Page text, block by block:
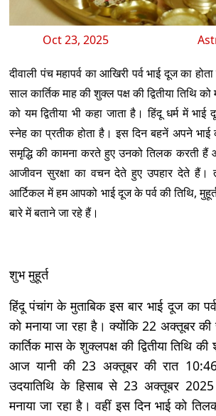
Oct 23, 2025
दीवाली पंच महापर्व का आखिरी पर्व भाई दूज का
साल कार्तिक माह की शुक्ल पक्ष की द्वितीया तिथि
को यम द्वितीया भी कहा जाता है। हिंदू धर्म में
स्नेह का प्रतीक होता है। इस दिन बहनें अपने
समृद्धि की कामना करते हुए उनको तिलक करती हैं
आजीवन सुरक्षा का वचन देते हुए उपहार देते
आर्टिकल में हम आपको भाई दूज के पर्व की तिथि,
बारे में बताने जा रहे हैं।
शुभ मुहूर्त
हिंदू पंचांग के मुताबिक इस बार भाई दूज का
को मनाया जा रहा है। क्योंकि 22 अक्तूबर
कार्तिक मास के शुक्लपक्ष की द्वितीया तिथि
आज यानी की 23 अक्तूबर की रात
उदयातिथि के हिसाब से 23 अक्तूबर 2025
मनाया जा रहा है। वहीं इस दिन भाई को